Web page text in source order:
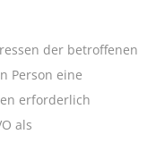
der betroffenen
Person eine
erforderlich
als